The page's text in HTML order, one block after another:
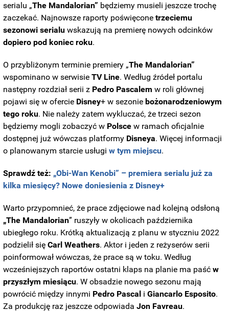
serialu „The Mandalorian” będziemy musieli jeszcze trochę
zaczekać. Najnowsze raporty poświęcone trzeciemu
sezonowi serialu wskazują na premierę nowych odcinków
dopiero pod koniec roku.
O przybliżonym terminie premiery „The Mandalorian”
wspominano w serwisieTV Line. Według źródeł portalu
następny rozdział serii z Pedro Pascalem w roli głównej
pojawi się w ofercie Disney+ w sezonie bożonarodzeniowym
tego roku. Nie należy zatem wykluczać, że trzeci sezon
będziemy mogli zobaczyć w Polsce w ramach oficjalnie
dostępnej już wówczas platformy Disneya. Więcej informacji
o planowanym starcie usługiw tym miejscu.
Sprawdź też: „Obi-Wan Kenobi” – premiera serialu już za
kilka miesięcy? Nowe doniesienia z Disney+
Warto przypomnieć, że prace zdjęciowe nad kolejną odsłoną
„The Mandalorian” ruszyły w okolicach października
ubiegłego roku. Krótką aktualizacją z planu w styczniu 2022
podzielił sięCarl Weathers. Aktor i jeden z reżyserów serii
poinformował wówczas, że prace są w toku. Według
wcześniejszych raportów ostatni klaps na planie ma paść w
przyszłym miesiącu. W obsadzie nowego sezonu mają
powrócić między innymi Pedro Pascal i Giancarlo Esposito.
Za produkcję raz jeszcze odpowiadaJon Favreau.